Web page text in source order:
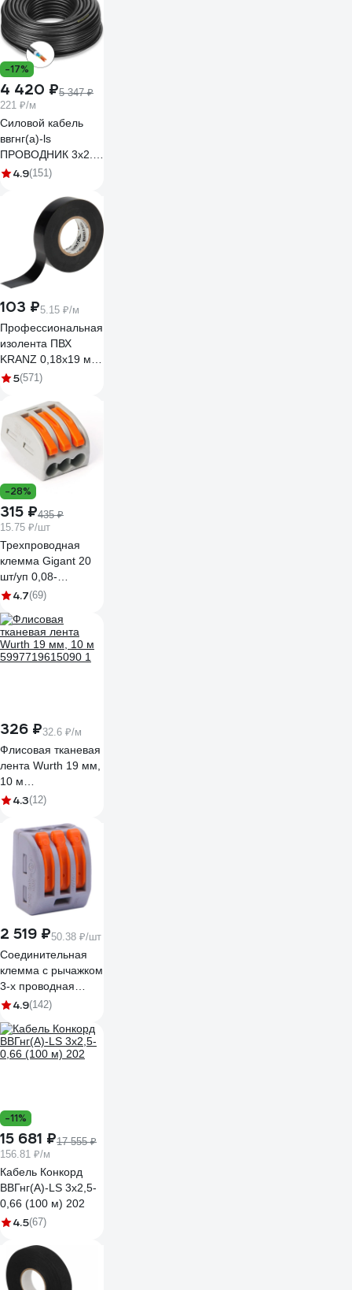
-17%
4 420 ₽5 347 ₽
221 ₽/м
Силовой кабель
ввгнг(a)-ls
ПРОВОДНИК 3x2.5
мм2, 20м
4.9(151)
103 ₽5.15 ₽/м
Профессиональная
изолента ПВХ
KRANZ 0,18х19 мм,
20 м, черная KR-
5(571)
-28%
315 ₽435 ₽
15.75 ₽/шт
Трехпроводная
клемма Gigant 20
шт/уп 0,08-
2,5(4)мм² GCT-222-
4.7(69)
326 ₽32.6 ₽/м
Флисовая тканевая
лента Wurth 19 мм,
10 м
5997719615090 1
4.3(12)
2 519 ₽50.38 ₽/шт
Соединительная
клемма с рычажком
3-х проводная
WAGO, 0,08-2,5мм,
пасты, 50 шт. 2651
102651
4.9(142)
-11%
15 681 ₽17 555 ₽
156.81 ₽/м
Кабель Конкорд
ВВГнг(А)-LS 3х2,5-
0,66 (100 м) 202
4.5(67)